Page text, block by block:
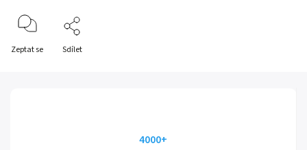
Zeptat se Sdílet
4000+